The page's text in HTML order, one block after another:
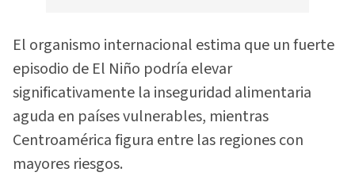
El organismo internacional estima que un fuerte
episodio de El Niño podría elevar
significativamente la inseguridad alimentaria
aguda en países vulnerables, mientras
Centroamérica figura entre las regiones con
mayores riesgos.